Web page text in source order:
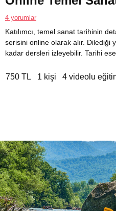
4 yorumlar
Katılımcı, temel sanat tarihinin
serisini online olarak alır. Dilediği
kadar dersleri izleyebilir. Tarihi
750 TL 1 kişi 4 videolu